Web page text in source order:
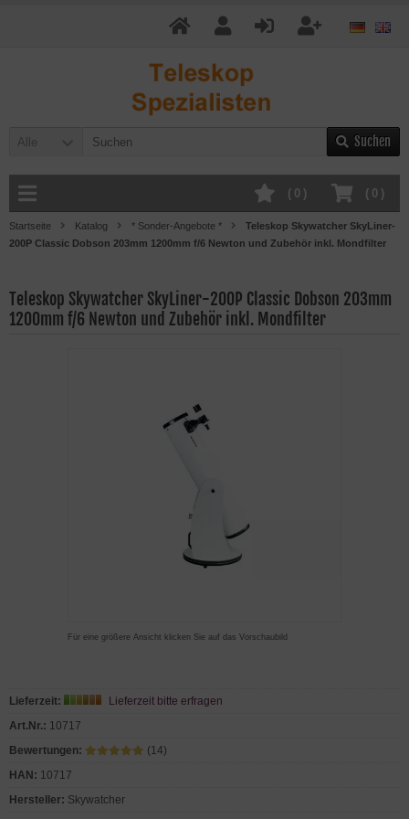
Alle Suchen
( 0 )
( 0 )
Startseite Katalog * Sonder-Angebote *
Teleskop Skywatcher SkyLiner-
200P Classic Dobson 203mm 1200mm f/6 Newton und Zubehör inkl. Mondfilter
Teleskop Skywatcher SkyLiner-200P Classic Dobson 203mm
1200mm f/6 Newton und Zubehör inkl. Mondfilter
Für eine größere Ansicht klicken Sie auf das Vorschaubild
Lieferzeit:
Lieferzeit bitte erfragen
Art.Nr.: 10717
Bewertungen:
(14)
HAN: 10717
Hersteller: Skywatcher